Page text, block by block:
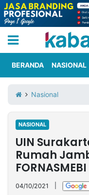
Iklan
Berita
Kami
Nasional
International
Olahraga
Entertainment
Daerah
Pariwisata
Kuliner
Kolom
Network
BERANDA NASIONAL
Nasional
NASIONAL
UIN
Rumah
FORNASMEBI
04/10/2021